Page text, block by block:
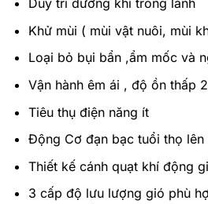
Duy trì dưỡng khí trong lành
Khử mùi ( mùi vật nuôi, mùi
Loại bỏ bụi bẩn ,ẩm mốc và
Vận hành êm ái , độ ồn thấp
Tiêu thụ điện năng ít
Động Cơ đạn bạc tuổi thọ
Thiết kế cánh quạt khí động
3 cấp độ lưu lượng gió phù